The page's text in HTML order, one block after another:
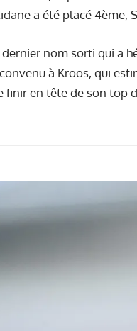
a été placé 4ème,
dernier nom sorti qui a
à Kroos, qui
en tête de son top